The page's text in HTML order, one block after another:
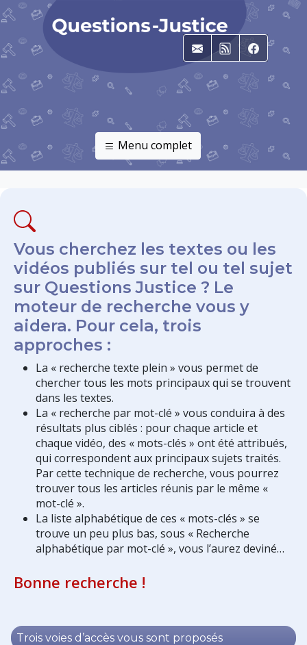
E-mailRSS
Menu complet
Vous cherchez les textes ou les
vidéos publiés sur tel ou tel sujet
sur Questions Justice ? Le
moteur de recherche vous y
aidera. Pour cela, trois
approches :
La « recherche texte plein » vous permet de
chercher tous les mots principaux qui se trouvent
dans les textes.
La « recherche par mot-clé » vous conduira à des
résultats plus ciblés : pour chaque article et
chaque vidéo, des « mots-clés » ont été attribués,
qui correspondent aux principaux sujets traités.
Par cette technique de recherche, vous pourrez
trouver tous les articles réunis par le même «
mot-clé ».
La liste alphabétique de ces « mots-clés » se
trouve un peu plus bas, sous « Recherche
alphabétique par mot-clé », vous l’aurez deviné…
Bonne recherche !
Trois voies d’accès vous sont proposés